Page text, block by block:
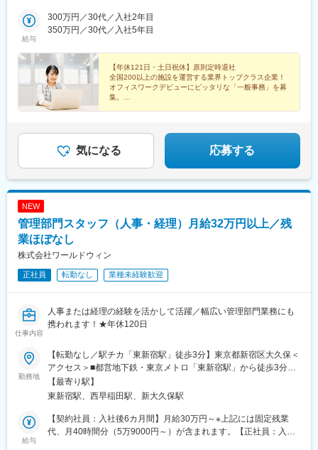
新宿駅からも徒歩圏内の高層オフィスで、窓からは東京の街並み
が一望できる開放的な空間です。ビル内にはオシャレなカフェや
あがりの買い物・食事には困りません！※受動喫煙対策あり：屋内
全面禁煙
給与
300万円／30代／入社2年目
350万円／30代／入社5年目
【年休121日・土日祝休】原則定時退社
全国200以上の施設を運営する業界トップクラス企業！
オフィスワークデビューにピッタリな「一般事務」を募
集。
◆都庁前駅直結、新宿駅も徒歩圏内
気になる 応募する
NEW
管理部門スタッフ（人事・経理）月給32万円以上／残
業ほぼなし
株式会社ワールドウィン
正社員 転勤なし 業種未経験歓迎
仕事内容
人事または経理の経験を活かして活躍／幅広い管理部門業務にも
携われます！★年休120日
勤務地
【転勤なし／駅チカ「東新宿駅」徒歩3分】東京都新宿区大久保＜
アクセス＞■都営地下鉄・東京メトロ「東新宿駅」から徒歩3分■
東京メトロ「西早稲田駅」から徒歩6分▼勤務地詳細東京都新宿区
大久保2-5-22（本社）※受動喫煙対策：屋内禁煙（屋外喫煙可能場
【最寄り駅】
東新宿駅、西早稲田駅、新大久保駅
給与
【契約社員：入社後6カ月間】月給30万円～※上記には固定残業
代、月40時間分（5万9000円～）が含まれます。【正社員：入社